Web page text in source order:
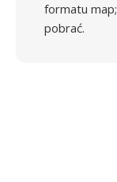
formatu
pobrać.